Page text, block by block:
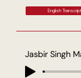
English Transcript
Jasbir Singh